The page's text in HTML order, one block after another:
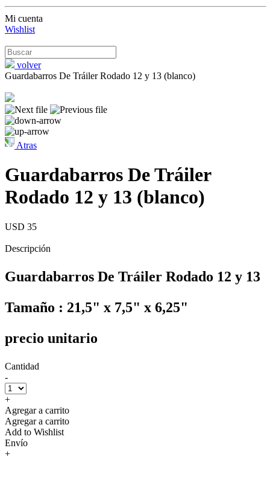
Mi cuenta
Wishlist
volver
Guardabarros De Tráiler Rodado 12 y 13 (blanco)
Atras
Guardabarros De Tráiler
Rodado 12 y 13 (blanco)
USD 35
Descripción
Guardabarros De Tráiler Rodado 12 y 13
Tamaño : 21,5" x 7,5" x 6,25"
precio unitario
Cantidad
-
+
Agregar a carrito
Agregar a carrito
Add to Wishlist
Envío
+